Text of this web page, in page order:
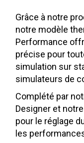
Grâce à notre
notre modèle
Performance
précise pour
simulation sur
simulateurs de
Complété par
Designer et
pour le réglage
les